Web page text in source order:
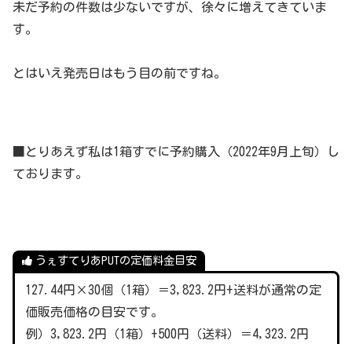
未だ予約の件数は少ないですが、徐々に増えてきていま
す。
とはいえ発売日はもう目の前ですね。
■とりあえず私は1箱すでに予約購入（2022年9月上旬）し
ております。
うぇすてりあPUTの定価料金目安
127.44円×30個（1箱）＝3,823.2円+送料が通常の定
価販売価格の目安です。
例）3,823.2円（1箱）+500円（送料）＝4,323.2円